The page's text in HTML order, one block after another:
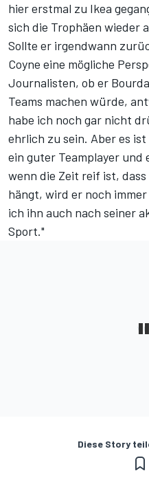
hier erstmal zu Ikea
sich die Trophäen wieder
Sollte er irgendwann
Coyne eine mögliche
Journalisten, ob er
Teams machen würde,
habe ich noch gar nicht
ehrlich zu sein. Aber es
ein guter Teamplayer und
wenn die Zeit reif ist, dass
hängt, wird er noch immer
ich ihn auch nach seiner
Sport."
Diese Story